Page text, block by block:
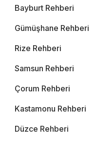
Bayburt Rehberi
Gümüşhane Rehberi
Rize Rehberi
Samsun Rehberi
Çorum Rehberi
Kastamonu Rehberi
Düzce Rehberi